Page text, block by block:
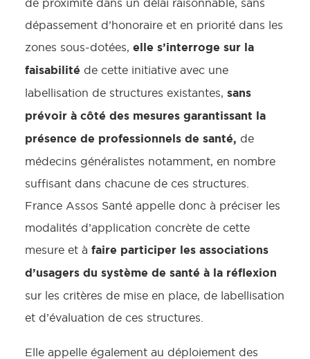
de proximité dans un délai raisonnable, sans
dépassement d’honoraire et en priorité dans les
zones sous-dotées, elle s’interroge sur la
faisabilité de cette initiative avec une
labellisation de structures existantes, sans
prévoir à côté des mesures garantissant la
présence de professionnels de santé, de
médecins généralistes notamment, en nombre
suffisant dans chacune de ces structures.
France Assos Santé appelle donc à préciser les
modalités d’application concrète de cette
mesure et à faire participer les associations
d’usagers du système de santé à la réflexion
sur les critères de mise en place, de labellisation
et d’évaluation de ces structures.
Elle appelle également au déploiement des